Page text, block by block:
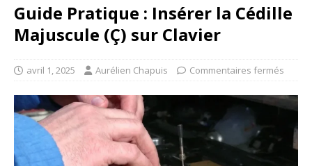
Guide Pratique : Insérer la Cédille
Majuscule (Ç) sur Clavier
avril 1, 2025 Aurélien Chapuis Commentaires fermés